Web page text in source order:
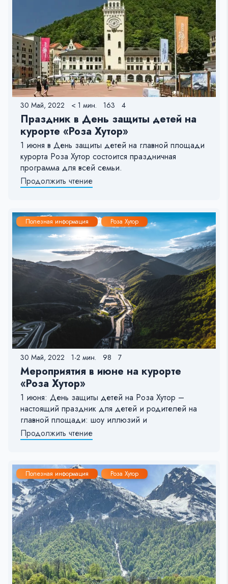
30 Май, 2022 < 1 мин. 163 4
Праздник в День защиты детей на
курорте «Роза Хутор»
1 июня в День защиты детей на главной площади
курорта Роза Хутор состоится праздничная
программа для всей семьи.
Продолжить чтение
Полезная информация Роза Хутор
30 Май, 2022 1-2 мин. 98 7
Мероприятия в июне на курорте
«Роза Хутор»
1 июня: День защиты детей на Роза Хутор –
настоящий праздник для детей и родителей на
главной площади: шоу иллюзий и
Продолжить чтение
Полезная информация Роза Хутор